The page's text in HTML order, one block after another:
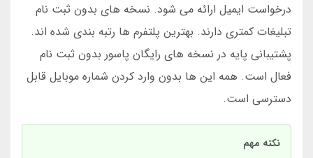
درخواست ایمیل ارائه می شود. نسخه های بدون ثبت نام
تبلیغات کمتری دارند. بهترین پلتفرم ها رتبه بندی شده اند.
پشتیبانی پایه در نسخه های رایگان پاسور بدون ثبت نام
فعال است. همه این ها بدون وارد کردن شماره موبایل قابل
دسترسی است.
نکته مهم